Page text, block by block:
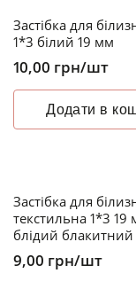
Застібка для
1*3 білий 19 мм
10,00 грн/шт
Додати в
Застібка для
текстильна 1*3 19
блідий блакитний
9,00 грн/шт